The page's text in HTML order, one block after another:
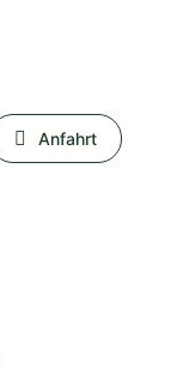
Anfahrt